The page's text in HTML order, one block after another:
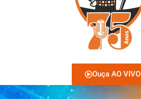
Ouça AO VIVO